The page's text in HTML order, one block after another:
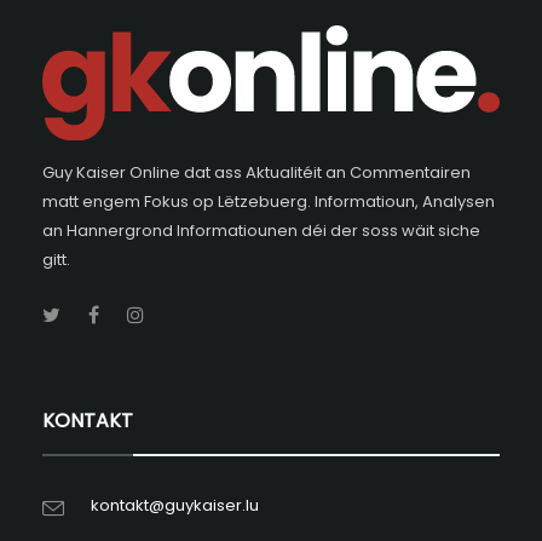
Guy Kaiser Online dat ass Aktualitéit an Commentairen
matt engem Fokus op Lëtzebuerg. Informatioun, Analysen
an Hannergrond Informatiounen déi der soss wäit siche
gitt.
KONTAKT
kontakt@guykaiser.lu